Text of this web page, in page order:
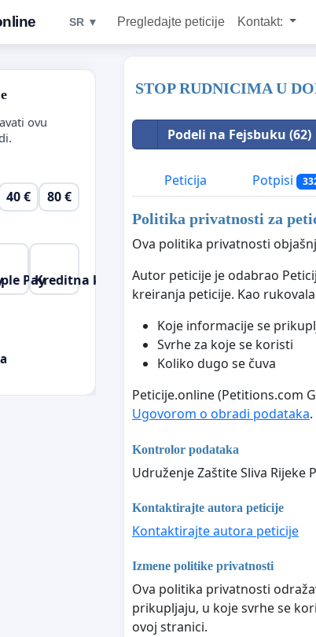
SR ▼ Pregledajte peticije Kontakt:
STOP RUDNICIMA U
Podeli na Fejsbuku (62)
Peticija Potpisi
Politika privatnosti za
Ova politika privatnosti
Autor peticije je odabrao
kreiranja peticije. Kao
Koje informacije se
Svrhe za koje se koristi
Koliko dugo se čuva
Peticije.online (Petitions.com
Ugovorom o obradi podataka.
Kontrolor podataka
Udruženje Zaštite Sliva Rijeke
Kontaktirajte autora peticije
Kontaktirajte autora peticije
Izmene politike privatnosti
Ova politika privatnosti
prikupljaju, u koje svrhe se
ovoj stranici.
ovu
40 € 80 €
PayKreditna kartica